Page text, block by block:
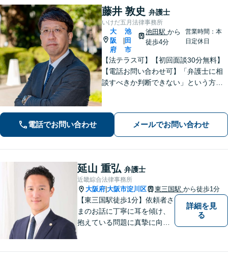
藤井 敦史 弁護士
いけだ五月法律事務所
大
阪
府
池
田
市
池田駅から
徒歩4分
営業時間：本
日定休日
【法テラス可】【初回面談30分無料】
【電話お問い合わせ可】「弁護士に相
談すべきか判断できない」という方も
院での受験指導経験があり、わかりや
すい説明を心がけています【池田駅2
分】
電話でお問い合わせ メールでお問い合わせ
延山 重弘 弁護士
近畿綜合法律事務所
大阪府 大阪市淀川区 東三国駅 から徒歩1分
【東三国駅徒歩1分】依頼者さ
まのお話に丁寧に耳を傾け、
抱えている問題に真摯に向き
詳細を見
る